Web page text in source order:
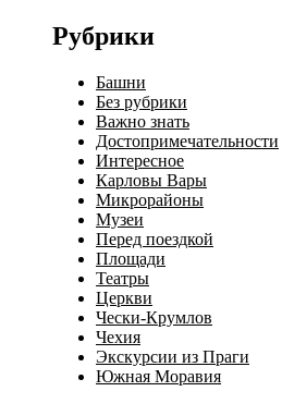
Рубрики
Башни
Без рубрики
Важно знать
Достопримечательности
Интересное
Карловы Вары
Микрорайоны
Музеи
Перед поездкой
Площади
Театры
Церкви
Чески-Крумлов
Чехия
Экскурсии из Праги
Южная Моравия